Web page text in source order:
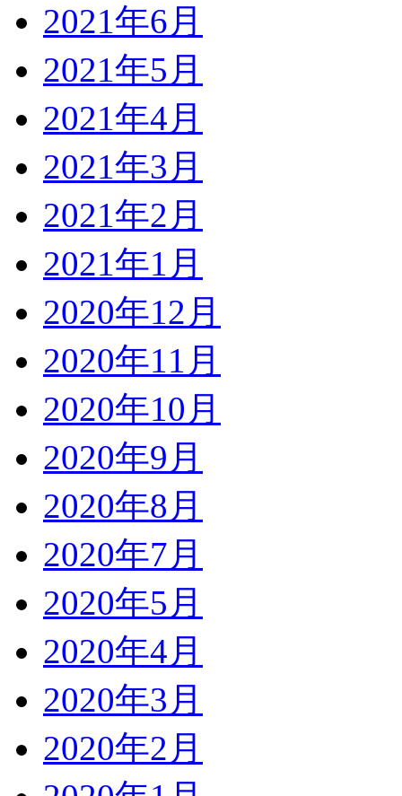
2021年6月
2021年5月
2021年4月
2021年3月
2021年2月
2021年1月
2020年12月
2020年11月
2020年10月
2020年9月
2020年8月
2020年7月
2020年5月
2020年4月
2020年3月
2020年2月